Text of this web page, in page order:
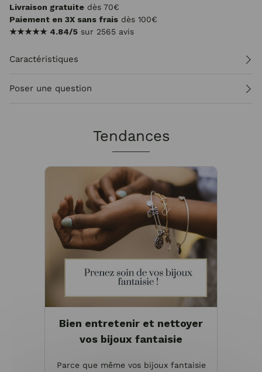
Livraison gratuite dès 70€
Paiement en 3X sans frais dès 100€
★★★★★ 4.84/5 sur 2565 avis
Caractéristiques
Poser une question
Tendances
Bien entretenir et nettoyer
vos bijoux fantaisie
Parce que même vos bijoux fantaisie